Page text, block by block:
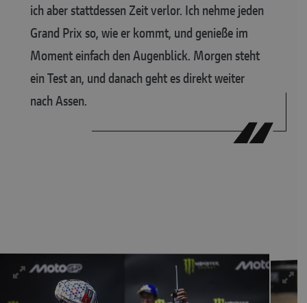
ich aber stattdessen Zeit verlor. Ich nehme jeden
Grand Prix so, wie er kommt, und genieße im
Moment einfach den Augenblick. Morgen steht
ein Test an, und danach geht es direkt weiter
nach Assen.